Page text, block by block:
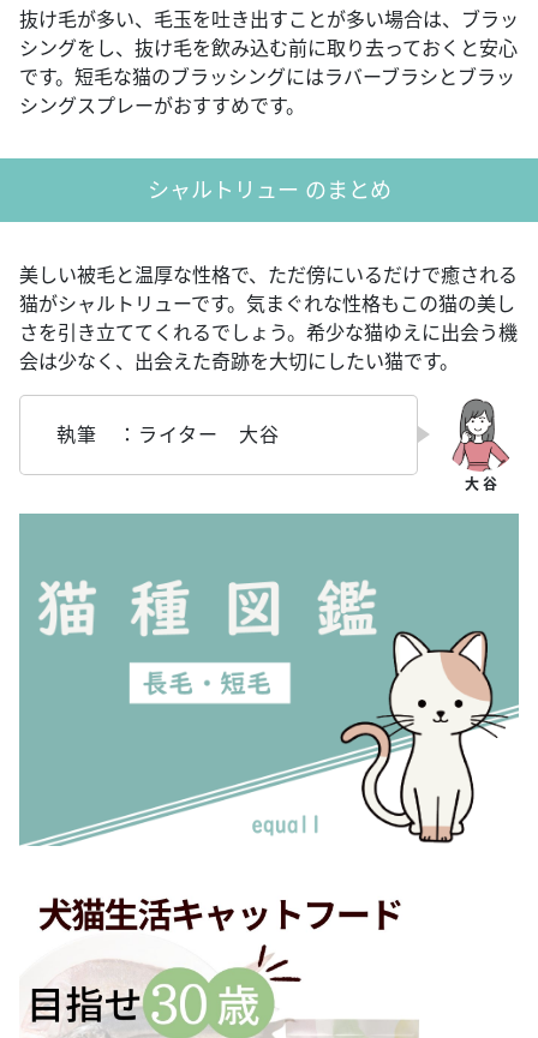
抜け毛が多い、毛玉を吐き出すことが多い場合は、ブラッ
シングをし、抜け毛を飲み込む前に取り去っておくと安心
です。短毛な猫のブラッシングにはラバーブラシとブラッ
シングスプレーがおすすめです。
シャルトリュー のまとめ
美しい被毛と温厚な性格で、ただ傍にいるだけで癒される
猫がシャルトリューです。気まぐれな性格もこの猫の美し
さを引き立ててくれるでしょう。希少な猫ゆえに出会う機
会は少なく、出会えた奇跡を大切にしたい猫です。
執筆 ：ライター 大谷